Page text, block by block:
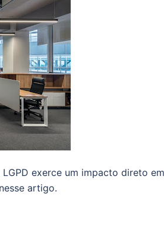
exerce um impacto direto
artigo.